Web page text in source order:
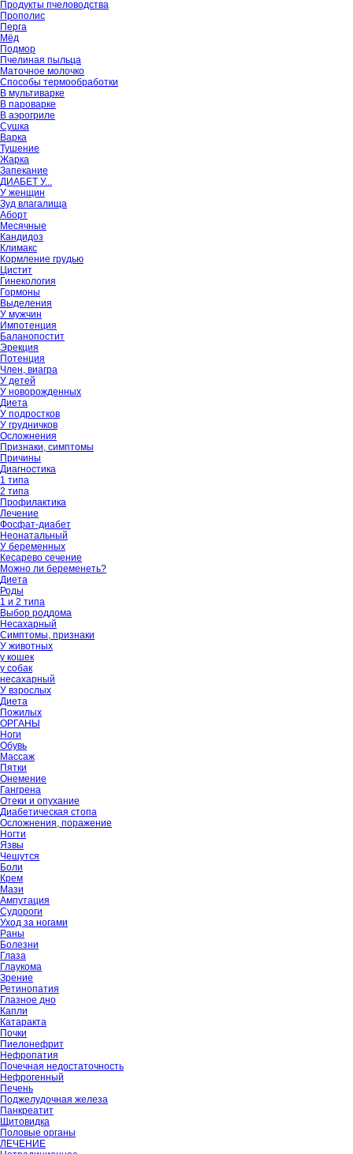
Продукты пчеловодства
Прополис
Перга
Мёд
Подмор
Пчелиная пыльца
Маточное молочко
Способы термообработки
В мультиварке
В пароварке
В аэрогриле
Сушка
Варка
Тушение
Жарка
Запекание
ДИАБЕТ У...
У женщин
Зуд влагалища
Аборт
Месячные
Кандидоз
Климакс
Кормление грудью
Цистит
Гинекология
Гормоны
Выделения
У мужчин
Импотенция
Баланопостит
Эрекция
Потенция
Член, виагра
У детей
У новорожденных
Диета
У подростков
У грудничков
Осложнения
Признаки, симптомы
Причины
Диагностика
1 типа
2 типа
Профилактика
Лечение
Фосфат-диабет
Неонатальный
У беременных
Кесарево сечение
Можно ли беременеть?
Диета
Роды
1 и 2 типа
Выбор роддома
Несахарный
Симптомы, признаки
У животных
у кошек
у собак
несахарный
У взрослых
Диета
Пожилых
ОРГАНЫ
Ноги
Обувь
Массаж
Пятки
Онемение
Гангрена
Отеки и опухание
Диабетическая стопа
Осложнения, поражение
Ногти
Язвы
Чешутся
Боли
Крем
Мази
Ампутация
Судороги
Уход за ногами
Раны
Болезни
Глаза
Глаукома
Зрение
Ретинопатия
Глазное дно
Капли
Катаракта
Почки
Пиелонефрит
Нефропатия
Почечная недостаточность
Нефрогенный
Печень
Поджелудочная железа
Панкреатит
Щитовидка
Половые органы
ЛЕЧЕНИЕ